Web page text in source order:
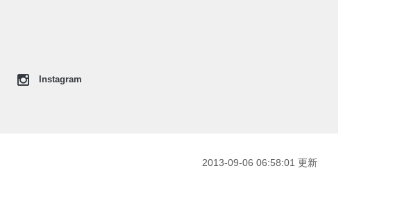
Instagram
2013-09-06 06:58:01 更新